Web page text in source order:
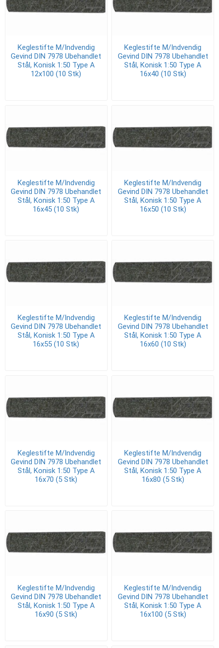
Keglestifte M/Indvendig
Gevind DIN 7978 Ubehandlet
Stål, Konisk 1:50 Type A
12x100 (10 Stk)
Keglestifte M/Indvendig
Gevind DIN 7978 Ubehandlet
Stål, Konisk 1:50 Type A
16x40 (10 Stk)
Keglestifte M/Indvendig
Gevind DIN 7978 Ubehandlet
Stål, Konisk 1:50 Type A
16x45 (10 Stk)
Keglestifte M/Indvendig
Gevind DIN 7978 Ubehandlet
Stål, Konisk 1:50 Type A
16x50 (10 Stk)
Keglestifte M/Indvendig
Gevind DIN 7978 Ubehandlet
Stål, Konisk 1:50 Type A
16x55 (10 Stk)
Keglestifte M/Indvendig
Gevind DIN 7978 Ubehandlet
Stål, Konisk 1:50 Type A
16x60 (10 Stk)
Keglestifte M/Indvendig
Gevind DIN 7978 Ubehandlet
Stål, Konisk 1:50 Type A
16x70 (5 Stk)
Keglestifte M/Indvendig
Gevind DIN 7978 Ubehandlet
Stål, Konisk 1:50 Type A
16x80 (5 Stk)
Keglestifte M/Indvendig
Gevind DIN 7978 Ubehandlet
Stål, Konisk 1:50 Type A
16x90 (5 Stk)
Keglestifte M/Indvendig
Gevind DIN 7978 Ubehandlet
Stål, Konisk 1:50 Type A
16x100 (5 Stk)